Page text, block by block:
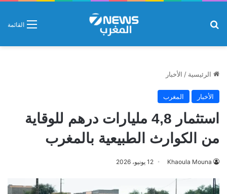
القائمة
الرئيسية / الأخبار
الأخبار المغرب
استثمار 4,8 مليارات درهم للوقاية
من الكوارث الطبيعية بالمغرب
Khaoula Mouna 12 يونيو، 2026